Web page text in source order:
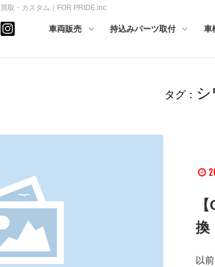
取・カスタム｜FOR PRIDE.inc
車両販売 持込みパーツ取付 車
タグ： シ
換
以